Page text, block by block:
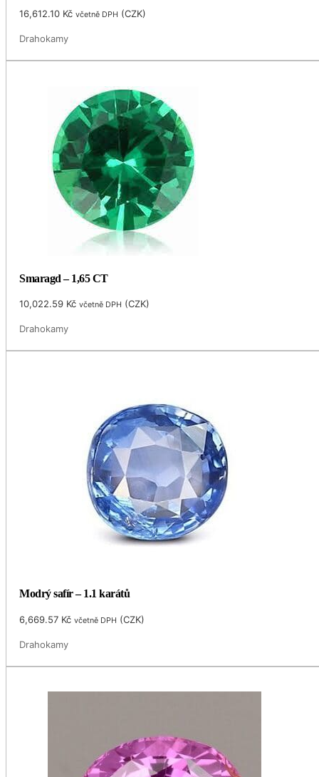
16,612.10 Kč včetně DPH (CZK)
Drahokamy
Smaragd – 1,65 CT
10,022.59 Kč včetně DPH (CZK)
Drahokamy
Modrý safír – 1.1 karátů
6,669.57 Kč včetně DPH (CZK)
Drahokamy